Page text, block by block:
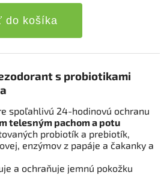
do košíka
s probiotikami
spoľahlivú 24-hodinovú ochranu
telesným pachom a potu
probiotík a prebiotík,
enzýmov z papáje a čakanky a
a ochraňuje jemnú pokožku